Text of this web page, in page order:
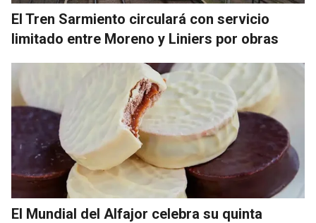
El Tren Sarmiento circulará con servicio
limitado entre Moreno y Liniers por obras
El Mundial del Alfajor celebra su quinta